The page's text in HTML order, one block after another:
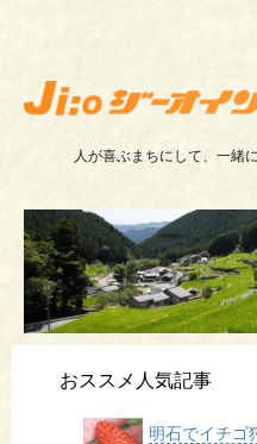
人が喜ぶまちにして、一緒
おススメ人気記事
明石でイチゴ